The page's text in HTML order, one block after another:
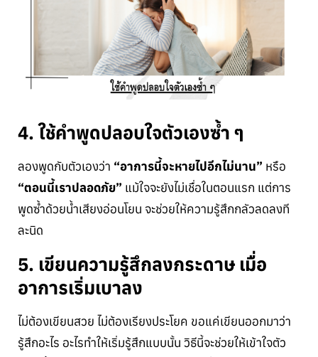
4. ใช้คำพูดปลอบใจตัวเองซ้ำ ๆ
ลองพูดกับตัวเองว่า “อาการนี้จะหายไปอีกไม่นาน” หรือ
“ตอนนี้เราปลอดภัย” แม้ใจจะยังไม่เชื่อในตอนแรก แต่การ
พูดซ้ำด้วยน้ำเสียงอ่อนโยน จะช่วยให้ความรู้สึกกลัวลดลงที
ละนิด
5. เขียนความรู้สึกลงกระดาษ เมื่อ
อาการเริ่มเบาลง
ไม่ต้องเขียนสวย ไม่ต้องเรียงประโยค ขอแค่เขียนออกมาว่า
รู้สึกอะไร อะไรทำให้เริ่มรู้สึกแบบนั้น วิธีนี้จะช่วยให้เข้าใจตัว